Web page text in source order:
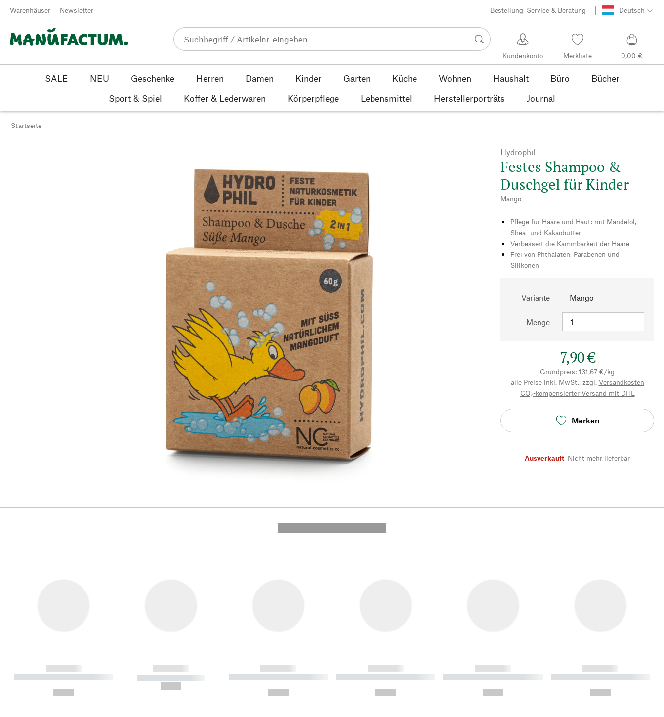
Zum Inhalt springen
Warenhäuser Newsletter Bestellung, Service & Beratung Deutsch
Kundenkonto Merkliste 0,00 €
SALE NEU Geschenke Herren Damen Kinder Garten Küche Wohnen Haushalt Büro
Bücher
Sport & Spiel
Koffer & Lederwaren Körperpflege Lebensmittel Herstellerporträts Journal
Startseite
Hydrophil
Festes Shampoo &
Duschgel für Kinder
Mango
Pflege für Haare und Haut: mit Mandelöl,
Shea- und Kakaobutter
Verbessert die Kämmbarkeit der Haare
Frei von Phthalaten, Parabenen und
Silikonen
Variante Mango
Menge
7,90 €
Grundpreis: 131,67 €/kg
alle Preise inkl. MwSt., zzgl. Versandkosten
CO₂-kompensierter Versand mit DHL
Merken
Ausverkauft, Nicht mehr lieferbar
------------
----------- ----------- ----------
------------
----------- -----------
------------
----------- ----------- ----------
------------
----------- ----------- ----------
------------
----------- ----------- ----------
------------
----------- ----------- ----------